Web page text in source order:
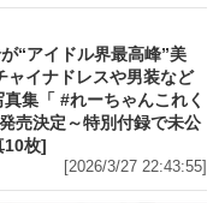
“アイドル界最高峰”美
ャイナドレスや男装など
集「 #れーちゃんこれく
売決定～特別付録で未公
10枚]
[2026/3/27 22:43:55]